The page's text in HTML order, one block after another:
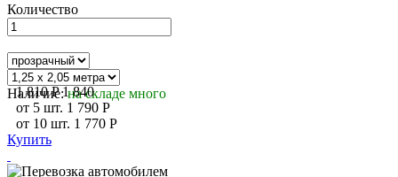
Количество
Наличие: на складе много
1 810 P 1 840
от 5 шт. 1 790 P
от 10 шт. 1 770 P
Купить